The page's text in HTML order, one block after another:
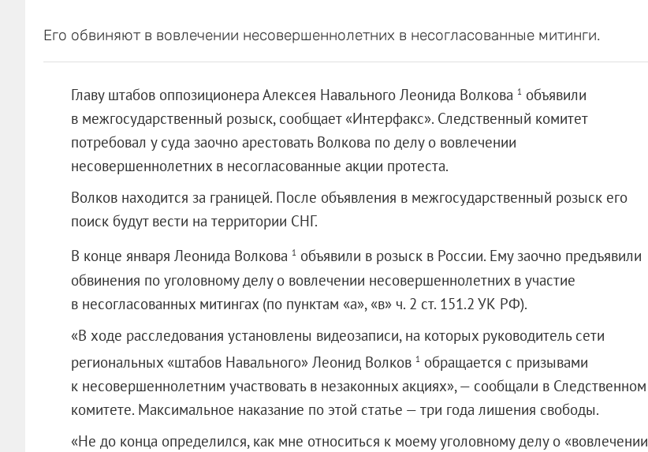
Его обвиняют в вовлечении несовершеннолетних в несогласованные митинги.
Главу штабов оппозиционера Алексея Навального Леонида Волкова 1 объявили
в межгосударственный розыск, сообщает «Интерфакс». Следственный комитет
потребовал у суда заочно арестовать Волкова по делу о вовлечении
несовершеннолетних в несогласованные акции протеста.
Волков находится за границей. После объявления в межгосударственный розыск его
поиск будут вести на территории СНГ.
В конце января Леонида Волкова 1 объявили в розыск в России. Ему заочно предъявили
обвинения по уголовному делу о вовлечении несовершеннолетних в участие
в несогласованных митингах (по пунктам «а», «в» ч. 2 ст. 151.2 УК РФ).
«В ходе расследования установлены видеозаписи, на которых руководитель сети
региональных «штабов Навального» Леонид Волков 1 обращается с призывами
к несовершеннолетним участвовать в незаконных акциях», — сообщали в Следственном
комитете. Максимальное наказание по этой статье — три года лишения свободы.
«Не до конца определился, как мне относиться к моему уголовному делу о «вовлечении